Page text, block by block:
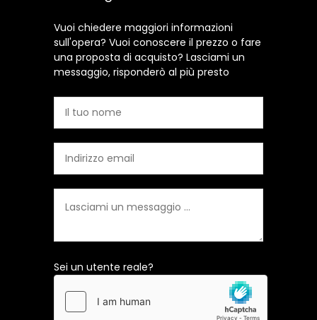
Vuoi chiedere maggiori informazioni
sull'opera? Vuoi conoscere il prezzo o fare
una proposta di acquisto? Lasciami un
messaggio, risponderò al più presto
Sei un utente reale?